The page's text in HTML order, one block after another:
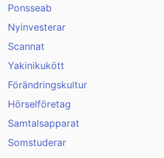
Ponsseab
Nyinvesterar
Scannat
Yakinikukött
Förändringskultur
Hörselföretag
Samtalsapparat
Somstuderar